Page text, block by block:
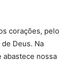
corações, pelo
Deus. Na
abastece nossa